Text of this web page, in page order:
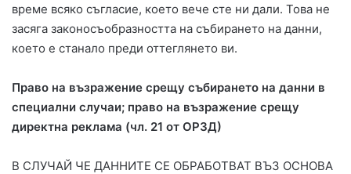
време всяко съгласие, което вече сте ни дали. Това не
засяга законосъобразността на събирането на данни,
което е станало преди оттеглянето ви.
Право на възражение срещу събирането на данни в
специални случаи; право на възражение срещу
директна реклама (чл. 21 от ОРЗД)
В СЛУЧАЙ ЧЕ ДАННИТЕ СЕ ОБРАБОТВАТ ВЪЗ ОСНОВА